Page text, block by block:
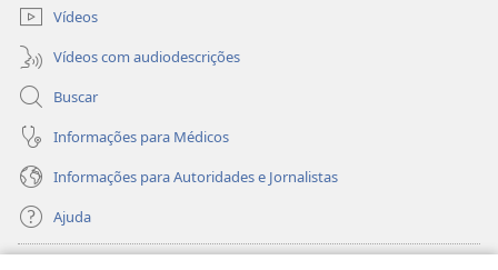
Vídeos
Vídeos com audiodescrições
Buscar
Informações para Médicos
Informações para Autoridades e Jornalistas
Ajuda